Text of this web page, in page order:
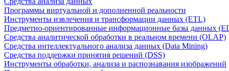
Программы виртуальной и дополненной реальности
Инструменты извлечения и трансформации данных (ETL)
Предметно-ориентированные информационные базы данных
Средства аналитической обработки в реальном времени (OLAP)
Средства интеллектуального анализа данных (Data Mining)
Средства поддержки принятия решений (DSS)
Инструменты обработки, анализа и распознавания изображений